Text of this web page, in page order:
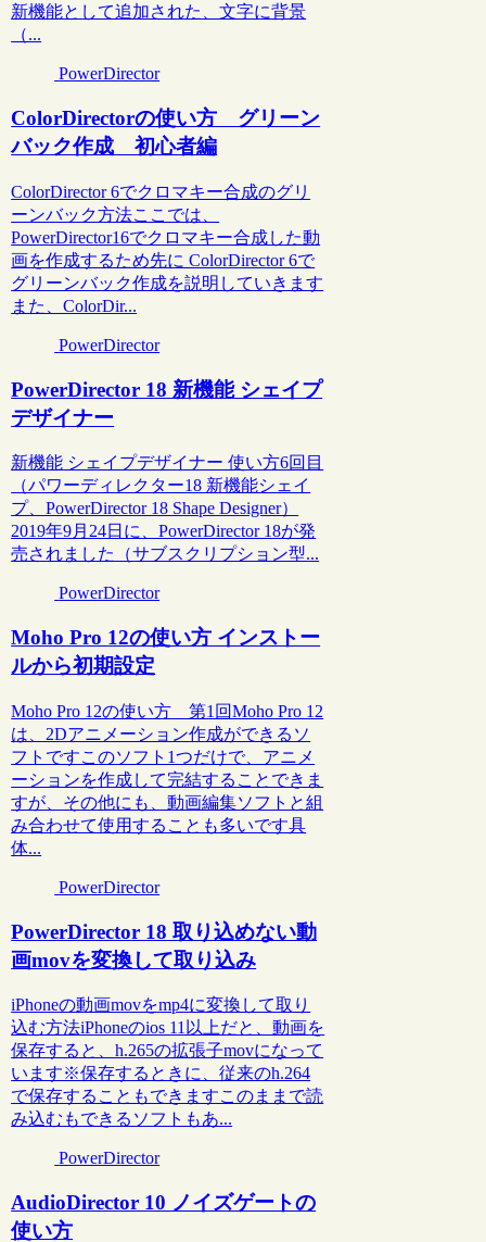
新機能として追加された、文字に背景
（...
PowerDirector
ColorDirectorの使い方 グリーン
バック作成 初心者編
ColorDirector 6でクロマキー合成のグリ
ーンバック方法ここでは、
PowerDirector16でクロマキー合成した動
画を作成するため先に ColorDirector 6で
グリーンバック作成を説明していきます
また、ColorDir...
PowerDirector
PowerDirector 18 新機能 シェイプ
デザイナー
新機能 シェイプデザイナー 使い方6回目
（パワーディレクター18 新機能シェイ
プ、PowerDirector 18 Shape Designer）
2019年9月24日に、PowerDirector 18が発
売されました（サブスクリプション型...
PowerDirector
Moho Pro 12の使い方 インストー
ルから初期設定
Moho Pro 12の使い方 第1回Moho Pro 12
は、2Dアニメーション作成ができるソ
フトですこのソフト1つだけで、アニメ
ーションを作成して完結することできま
すが、その他にも、動画編集ソフトと組
み合わせて使用することも多いです具
体...
PowerDirector
PowerDirector 18 取り込めない動
画movを変換して取り込み
iPhoneの動画movをmp4に変換して取り
込む方法iPhoneのios 11以上だと、動画を
保存すると、h.265の拡張子movになって
います※保存するときに、従来のh.264
で保存することもできますこのままで読
み込むもできるソフトもあ...
PowerDirector
AudioDirector 10 ノイズゲートの
使い方